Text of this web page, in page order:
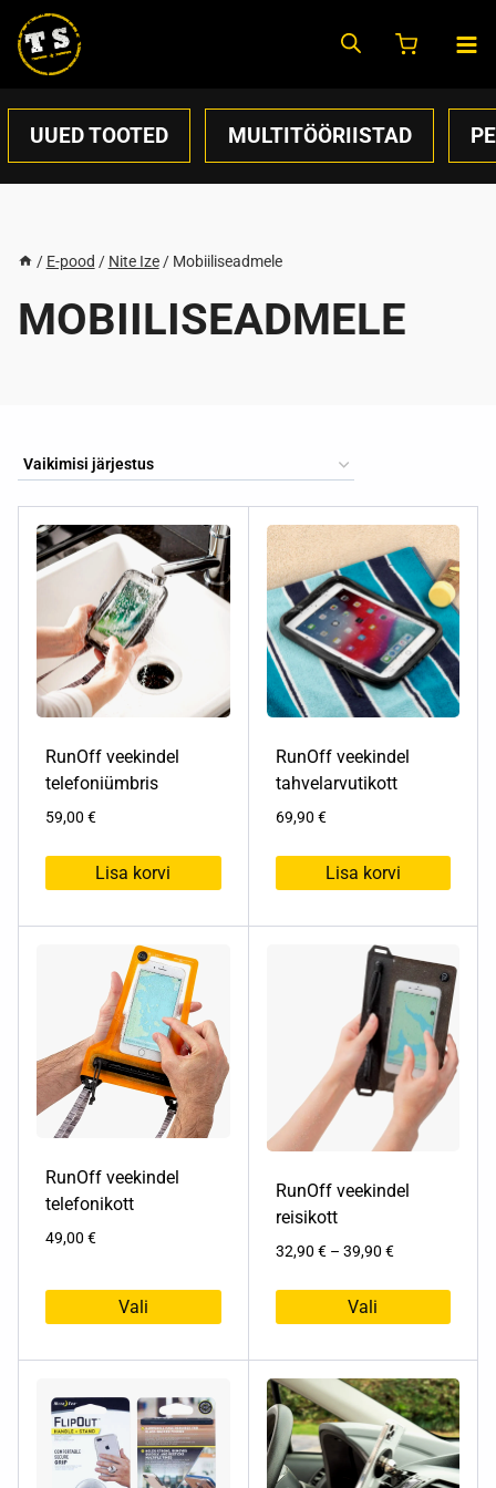
content
UUED TOOTED MULTITÖÖRIISTAD
/ E-pood / Nite Ize / Mobiiliseadmele
MOBIILISEADMELE
RunOff veekindel
telefoniümbris
59,00 €
Lisa korvi
RunOff veekindel
tahvelarvutikott
69,90 €
Lisa korvi
RunOff veekindel
telefonikott
49,00 €
Vali
tootel
mitu
varianti.
Valikuid
RunOff veekindel
reisikott
32,90 € – 39,90 €Hinnavahemik:
kuni
Vali
tootel
on
mitu
varianti.
Valikuid